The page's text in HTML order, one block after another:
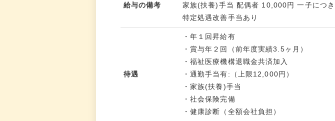
給与の備考
家族(扶養)手当 配偶者 10,000円 一子につ
特定処遇改善手当あり
待遇
・年１回昇給有
・賞与年２回（前年度実績3.5ヶ月）
・福祉医療機構退職金共済加入
・通勤手当有:（上限12,000円）
・家族(扶養)手当
・社会保険完備
・健康診断（全額会社負担）